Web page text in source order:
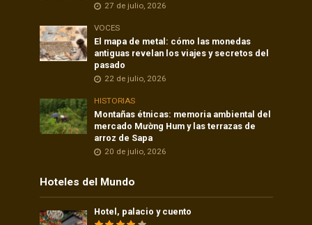
27 de julio, 2026
VOCES
El mapa de metal: cómo las monedas
antiguas revelan los viajes y secretos del
pasado
22 de julio, 2026
HISTORIAS
Montañas étnicas: memoria ambiental del
mercado Mường Hum y las terrazas de
arroz de Sapa
20 de julio, 2026
Hoteles del Mundo
Hotel, palacio y cuento